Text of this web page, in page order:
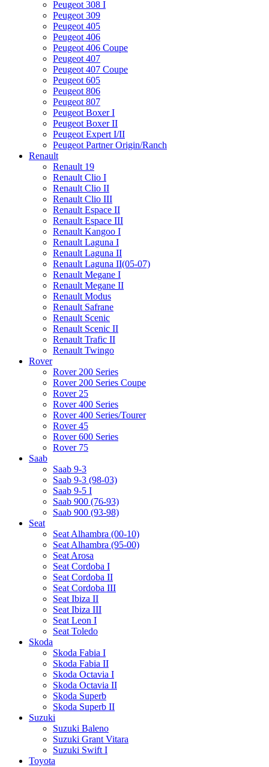
Peugeot 308 I
Peugeot 309
Peugeot 405
Peugeot 406
Peugeot 406 Coupe
Peugeot 407
Peugeot 407 Coupe
Peugeot 605
Peugeot 806
Peugeot 807
Peugeot Boxer I
Peugeot Boxer II
Peugeot Expert I/II
Peugeot Partner Origin/Ranch
Renault
Renault 19
Renault Clio I
Renault Clio II
Renault Clio III
Renault Espace II
Renault Espace III
Renault Kangoo I
Renault Laguna I
Renault Laguna II
Renault Laguna II(05-07)
Renault Megane I
Renault Megane II
Renault Modus
Renault Safrane
Renault Scenic
Renault Scenic II
Renault Trafic II
Renault Twingo
Rover
Rover 200 Series
Rover 200 Series Coupe
Rover 25
Rover 400 Series
Rover 400 Series/Tourer
Rover 45
Rover 600 Series
Rover 75
Saab
Saab 9-3
Saab 9-3 (98-03)
Saab 9-5 I
Saab 900 (76-93)
Saab 900 (93-98)
Seat
Seat Alhambra (00-10)
Seat Alhambra (95-00)
Seat Arosa
Seat Cordoba I
Seat Cordoba II
Seat Cordoba III
Seat Ibiza II
Seat Ibiza III
Seat Leon I
Seat Toledo
Skoda
Skoda Fabia I
Skoda Fabia II
Skoda Octavia I
Skoda Octavia II
Skoda Superb
Skoda Superb II
Suzuki
Suzuki Baleno
Suzuki Grant Vitara
Suzuki Swift I
Toyota